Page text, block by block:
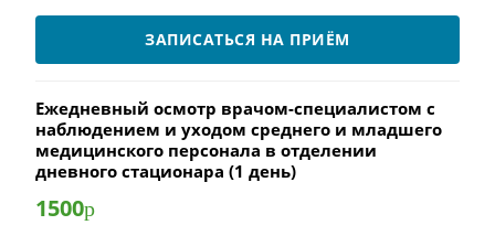
ЗАПИСАТЬСЯ НА ПРИЁМ
Ежедневный осмотр врачом-специалистом с
наблюдением и уходом среднего и младшего
медицинского персонала в отделении
дневного стационара (1 день)
1500р